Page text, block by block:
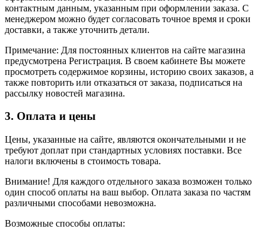
контактным данным, указанным при оформлении заказа. С
менеджером можно будет согласовать точное время и сроки
доставки, а также уточнить детали.
Примечание: Для постоянных клиентов на сайте магазина
предусмотрена Регистрация. В своем кабинете Вы можете
просмотреть содержимое корзины, историю своих заказов, а
также повторить или отказаться от заказа, подписаться на
рассылку новостей магазина.
3. Оплата и цены
Цены, указанные на сайте, являются окончательными и не
требуют доплат при стандартных условиях поставки. Все
налоги включены в стоимость товара.
Внимание! Для каждого отдельного заказа возможен только
один способ оплаты на ваш выбор. Оплата заказа по частям
различными способами невозможна.
Возможные способы оплаты: